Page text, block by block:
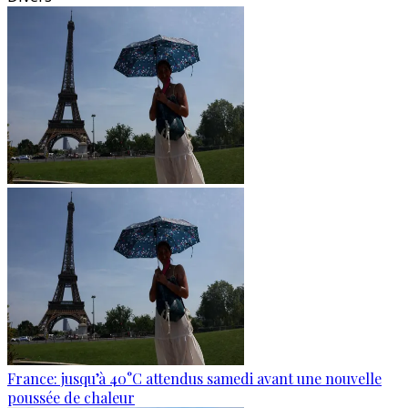
France: jusqu’à 40°C attendus samedi avant une nouvelle
poussée de chaleur